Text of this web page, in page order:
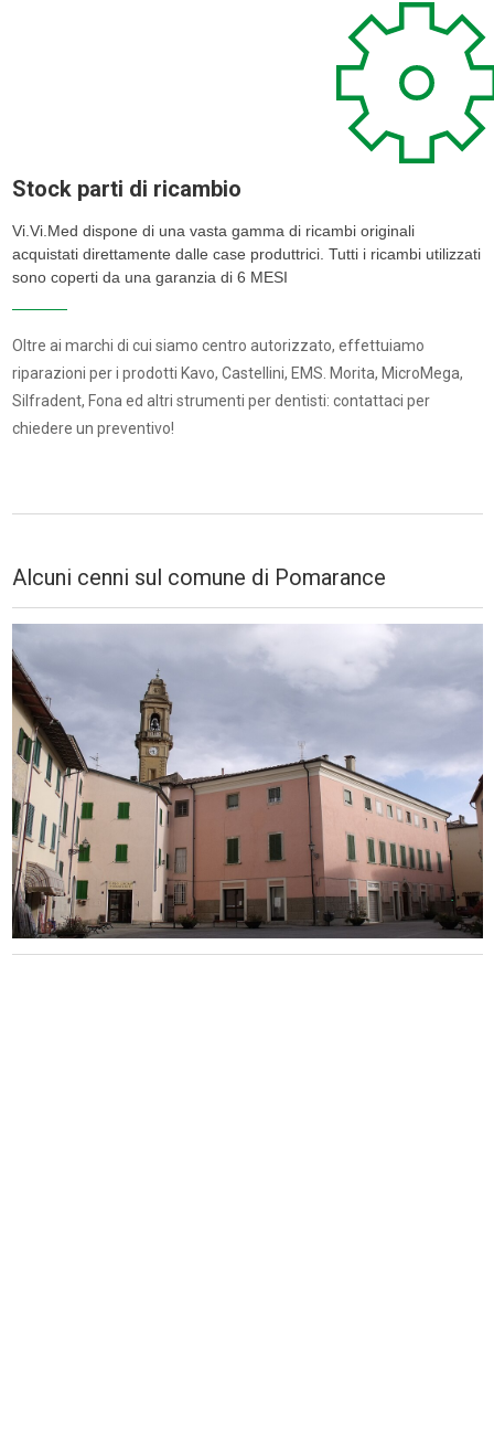
Stock parti di ricambio
Vi.Vi.Med dispone di una vasta gamma di ricambi originali
acquistati direttamente dalle case produttrici. Tutti i ricambi utilizzati
sono coperti da una garanzia di 6 MESI
Oltre ai marchi di cui siamo centro autorizzato, effettuiamo
riparazioni per i prodotti Kavo, Castellini, EMS. Morita, MicroMega,
Silfradent, Fona ed altri strumenti per dentisti: contattaci per
chiedere un preventivo!
Alcuni cenni sul comune di Pomarance